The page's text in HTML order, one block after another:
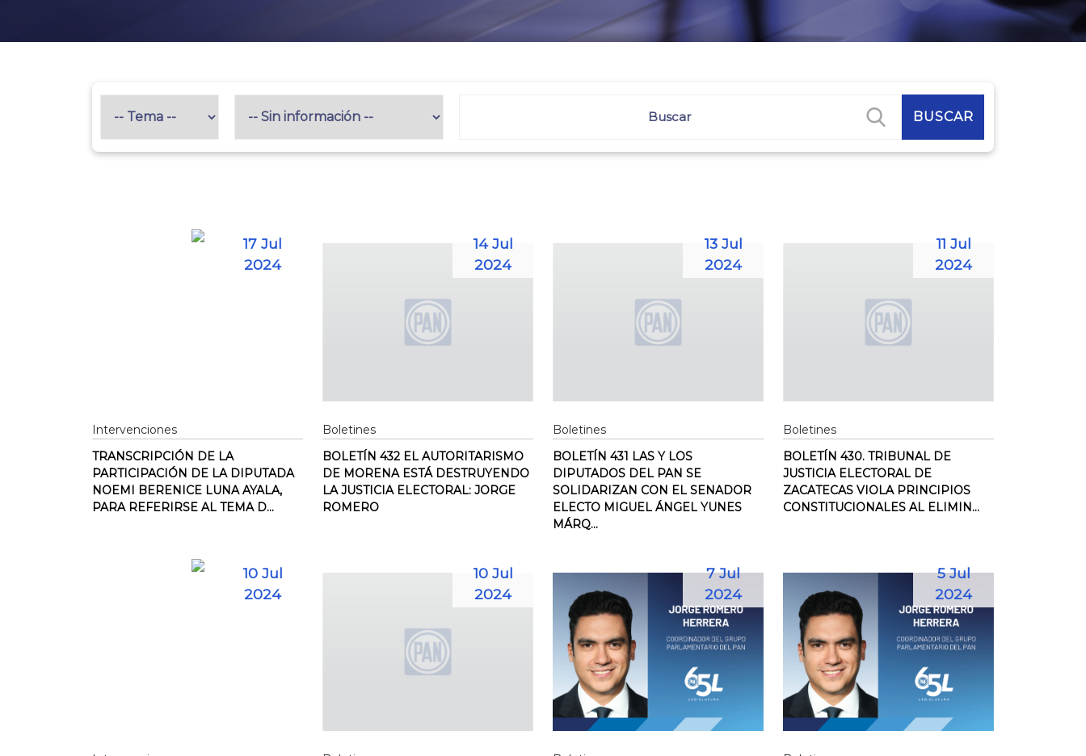
17 Jul
2024
Intervenciones
TRANSCRIPCIÓN DE LA
PARTICIPACIÓN DE LA DIPUTADA
NOEMI BERENICE LUNA AYALA,
PARA REFERIRSE AL TEMA D...
14 Jul
2024
Boletines
BOLETÍN 432 EL AUTORITARISMO
DE MORENA ESTÁ DESTRUYENDO
LA JUSTICIA ELECTORAL: JORGE
ROMERO
13 Jul
2024
Boletines
BOLETÍN 431 LAS Y LOS
DIPUTADOS DEL PAN SE
SOLIDARIZAN CON EL SENADOR
ELECTO MIGUEL ÁNGEL YUNES
MÁRQ...
11 Jul
2024
Boletines
BOLETÍN 430. TRIBUNAL DE
JUSTICIA ELECTORAL DE
ZACATECAS VIOLA PRINCIPIOS
CONSTITUCIONALES AL ELIMIN...
10 Jul
2024
10 Jul
2024
7 Jul
2024
5 Jul
2024